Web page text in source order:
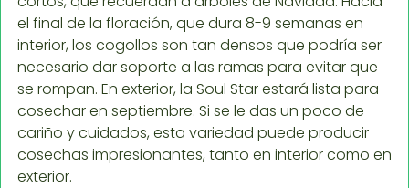
el final de la floración, que dura 8-9 semanas en
interior, los cogollos son tan densos que podría ser
necesario dar soporte a las ramas para evitar que
se rompan. En exterior, la Soul Star estará lista para
cosechar en septiembre. Si se le das un poco de
cariño y cuidados, esta variedad puede producir
cosechas impresionantes, tanto en interior como en
exterior.